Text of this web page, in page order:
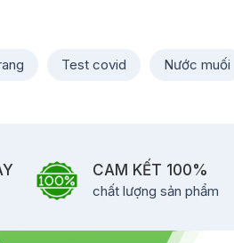
Test covid Nước muối
CAM KẾT 100%
chất lượng sản phẩm